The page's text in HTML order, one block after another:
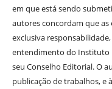
em que está sendo
autores concordam que as
exclusiva
entendimento do Instituto
seu Conselho Editorial. O
publicação de trabalhos, e